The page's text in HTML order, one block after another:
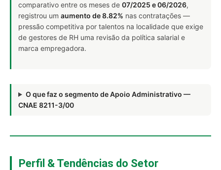
comparativo entre os meses de 07/2025 e 06/2026,
registrou um aumento de 8.82% nas contratações —
pressão competitiva por talentos na localidade que exige
de gestores de RH uma revisão da política salarial e
marca empregadora.
O que faz o segmento de Apoio Administrativo —
CNAE 8211-3/00
Perfil & Tendências do Setor